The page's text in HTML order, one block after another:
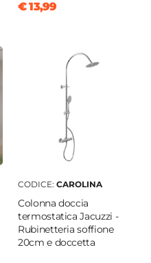
€ 13,99
CODICE: CAROLINA
Colonna doccia
termostatica Jacuzzi -
Rubinetteria soffione
20cm e doccetta